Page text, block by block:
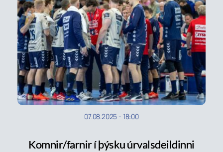
07.08.2025 - 18:00
Komnir/farnir í þýsku úrvalsdeildinni